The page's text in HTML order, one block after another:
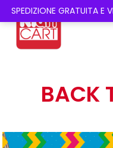
SPEDIZIONE GRATUITA E
BACK